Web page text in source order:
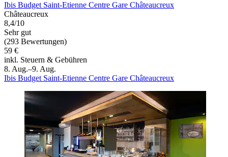
Ibis Budget Saint-Etienne Centre Gare Châteaucreux
Châteaucreux
8,4/10
Sehr gut
(293 Bewertungen)
59 €
inkl. Steuern & Gebühren
8. Aug.–9. Aug.
Ibis Budget Saint-Etienne Centre Gare Châteaucreux